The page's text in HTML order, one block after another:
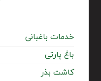
خدمات باغبانی
باغ پارتی
کاشت بذر